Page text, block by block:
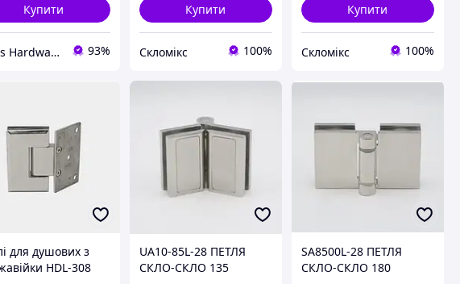
Купити
Glass Hardware 93%
Купити
Скломікс 100%
Купити
Скломікс 100%
для душових з
HDL-308
UA10-85L-28 ПЕТЛЯ
СКЛО-СКЛО 135
SA8500L-28 ПЕТЛЯ
СКЛО-СКЛО 180